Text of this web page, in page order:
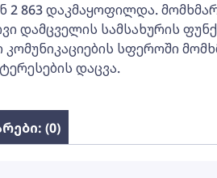
2 863 დაკმაყოფილდა.
დამცველის სამსახურის
სფეროში
დაცვა.
(0)